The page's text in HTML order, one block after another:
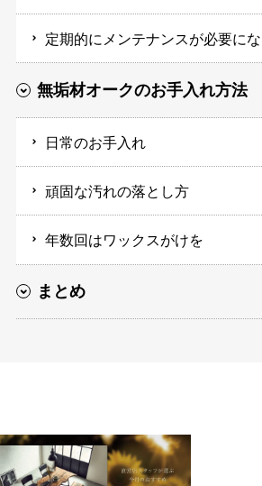
定期的にメンテナンスが必要に
無垢材オークのお手入れ方法
日常のお手入れ
頑固な汚れの落とし方
年数回はワックスがけを
まとめ